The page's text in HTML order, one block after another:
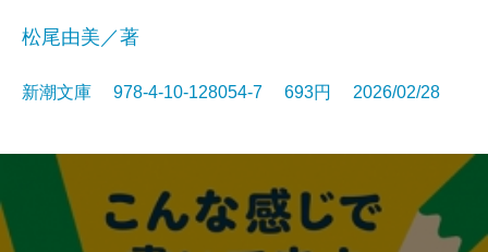
松尾由美／著
新潮文庫 978-4-10-128054-7 693円 2026/02/28